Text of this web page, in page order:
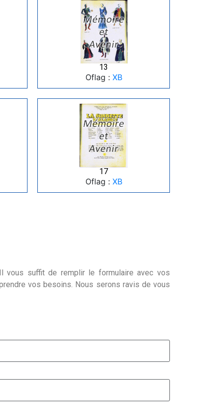
13
Oflag : XB
17
Oflag : XB
vous suffit de remplir le formulaire avec vos
vos besoins. Nous serons ravis de vous